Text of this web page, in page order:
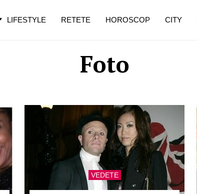
Foto
VEDETE
LIFESTYLE RETETE HOROSCOP CITY
pe măsură ce înaintezi în vârstă